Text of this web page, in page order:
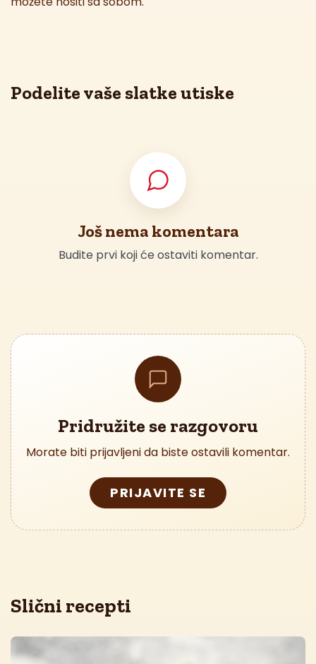
Podelite vaše slatke utiske
Još nema komentara
Budite prvi koji će ostaviti komentar.
Pridružite se razgovoru
Morate biti prijavljeni da biste ostavili komentar.
PRIJAVITE SE
Slični recepti